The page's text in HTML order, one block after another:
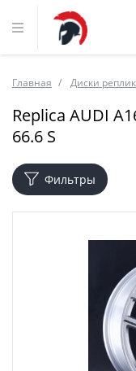
Главная Диски
Replica AUDI
66.6 S
Фильтры